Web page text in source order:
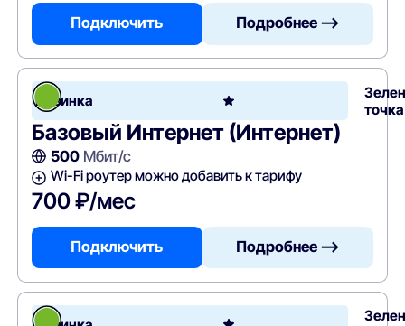
Подключить Подробнее —>
Новинка
точка
Базовый Интернет (Интернет)
500Мбит/с
Wi-Fi роутер можно добавить к тарифу
700 ₽/мес
Подключить Подробнее —>